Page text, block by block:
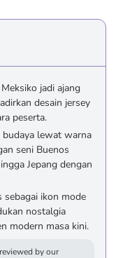
jadi ajang
desain jersey
peserta.
budaya lewat warna
seni Buenos
Jepang dengan
sebagai ikon mode
nostalgia
modern masa kini.
by our